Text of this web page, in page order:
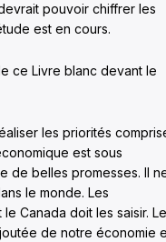
pouvoir chiffrer les
est en cours.
ce Livre blanc devant le
les priorités
est sous
de belles promesses. Il
le monde. Les
Canada doit les saisir. Le
de notre économie